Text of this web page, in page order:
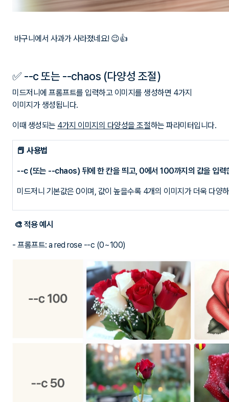
바구니에서 사과가 사라졌네요! 😉👍
✅ --c 또는 --chaos (다양성 조절)
미드저니에 프롬프트를 입력하고 이미지를 생성하면 4가지
이미지가 생성됩니다.
이때 생성되는 4가지 이미지의 다양성을 조절하는 파라미터입니다.
📕 사용법
--c (또는 --chaos) 뒤에 한 칸을 띄고, 0에서 100까지의 값을 입력
미드저니 기본값은 0이며, 값이 높을수록 4개의 이미지가 더욱 다
🎨 적용 예시
- 프롬프트: a red rose --c (0~100)